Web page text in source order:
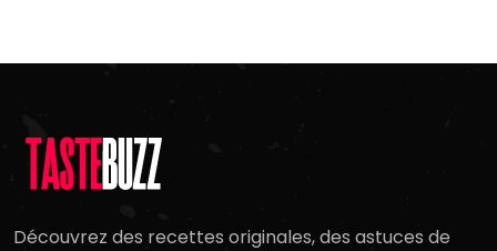
Découvrez des recettes originales, des astuces de